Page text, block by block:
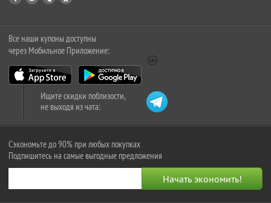
Все наши купоны доступны
через Мобильное Приложение:
Ищите скидки поблизости,
не выходя из чата:
Сэкономьте до 90% при любых покупках
Подпишитесь на самые выгодные предложения